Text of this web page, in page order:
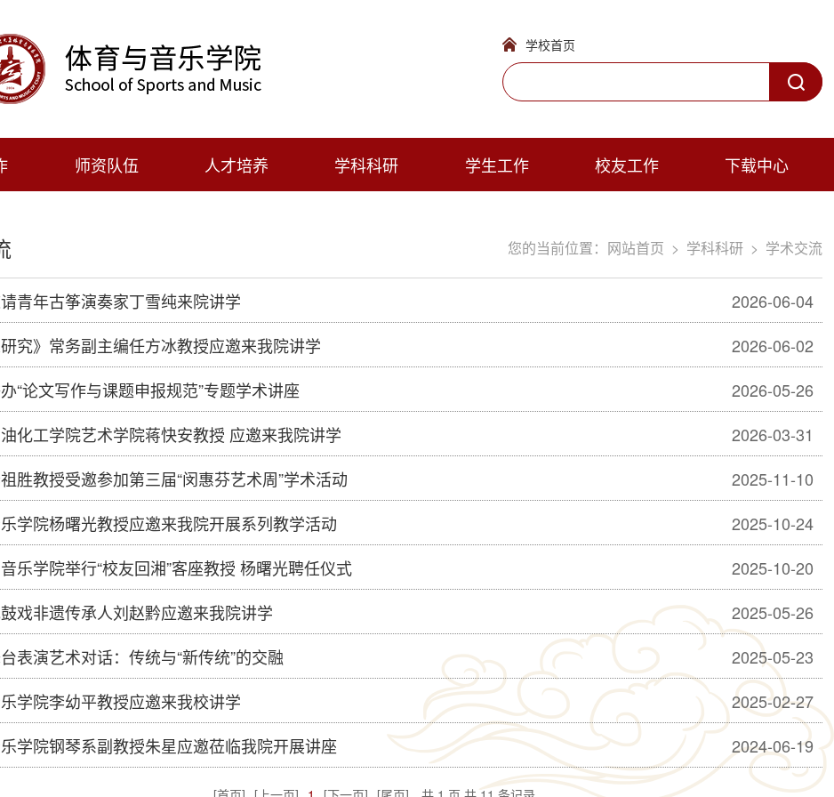
学校首页
师资队伍 人才培养 学科科研 学生工作 校友工作 下载中心
您的当前位置： 网站首页 > 学科科研> 学术交流
2026-06-04
青年古筝演奏家丁雪纯来院讲学
2026-06-02
研究》常务副主编任方冰教授应邀来我院讲学
2026-05-26
“论文写作与课题申报规范”专题学术讲座
2026-03-31
化工学院艺术学院蒋快安教授 应邀来我院讲学
2025-11-10
胜教授受邀参加第三届“闵惠芬艺术周”学术活动
2025-10-24
学院杨曙光教授应邀来我院开展系列教学活动
2025-10-20
乐学院举行“校友回湘”客座教授 杨曙光聘任仪式
2025-05-26
戏非遗传承人刘赵黔应邀来我院讲学
2025-05-23
表演艺术对话：传统与“新传统”的交融
2025-02-27
学院李幼平教授应邀来我校讲学
2024-06-19
学院钢琴系副教授朱星应邀莅临我院开展讲座